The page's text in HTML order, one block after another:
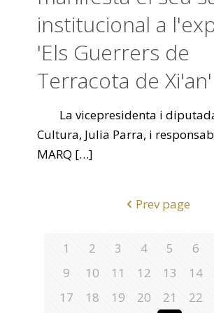
institucional a
'Els Guerrers de
Terracota de Xi'an'
La vicepresidenta i
Cultura, Julia Parra, i
MARQ […]
Prev page
1 2 3 4 5 6
9
10 11 12 13 14
17
18 19 20 21 22